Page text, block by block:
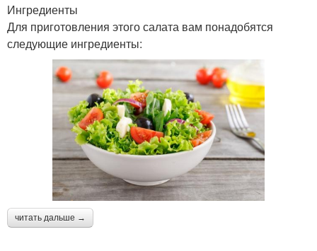
Ингредиенты
Для приготовления этого салата вам понадобятся
следующие ингредиенты:
читать дальше →